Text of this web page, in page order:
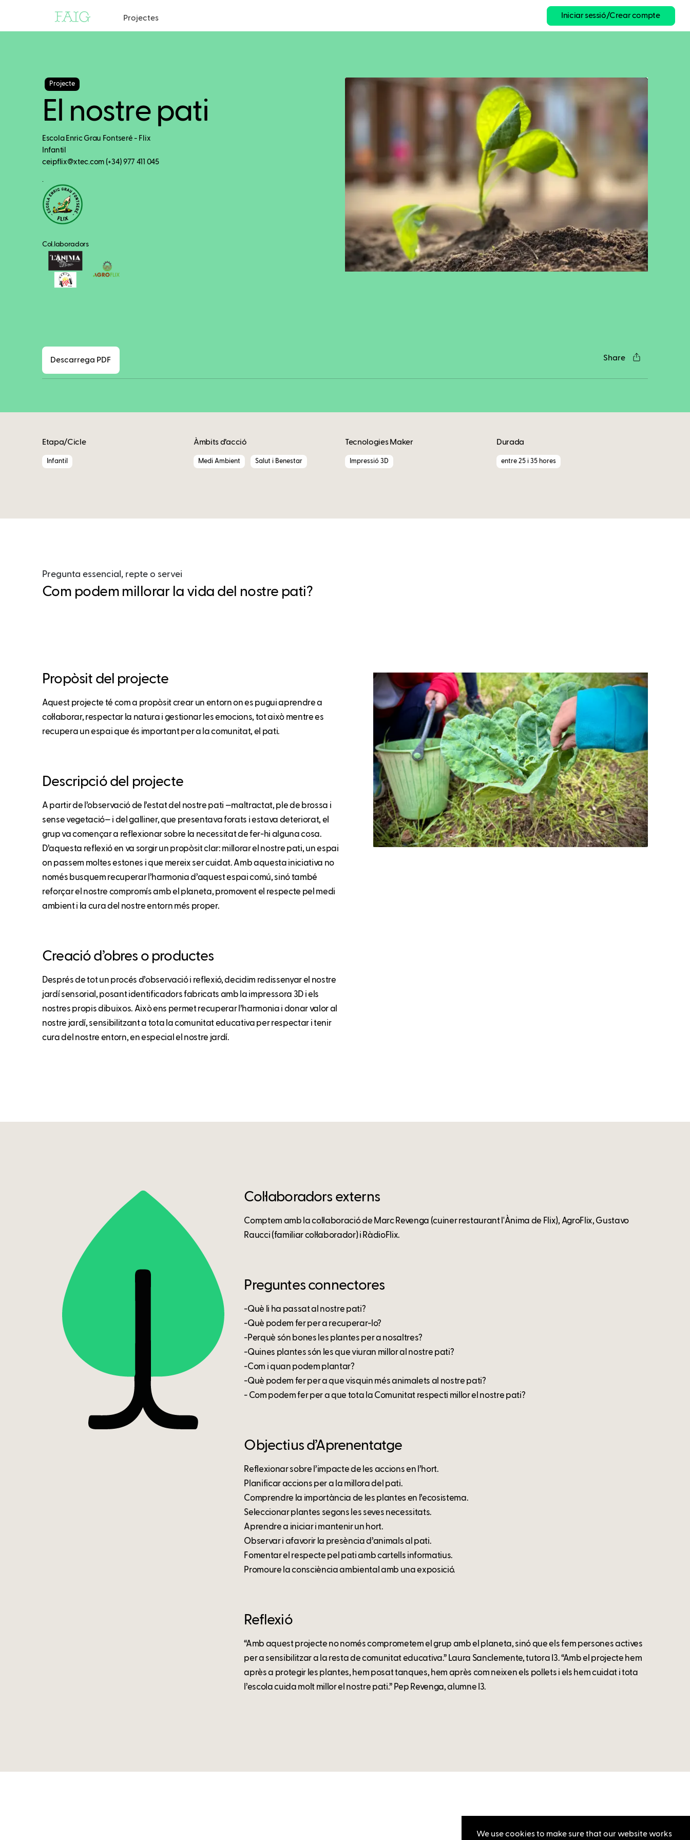
Projectes Iniciar sessió/Crear compte
Projecte
El nostre pati
Escola Enric Grau Fontseré - Flix
Infantil
ceipflix@xtec.com (+34) 977 411 045
Col.laboradors
Descarrega PDF Share
Etapa/Cicle
Infantil
Àmbits d’acció
Medi Ambient Salut i Benestar
Tecnologies Maker
Impressió 3D
Durada
entre 25 i 35 hores
Pregunta essencial, repte o servei
Com podem millorar la vida del nostre pati?
Propòsit del projecte
Aquest projecte té com a propòsit crear un entorn on es pugui aprendre a
col·laborar, respectar la natura i gestionar les emocions, tot això mentre es
recupera un espai que és important per a la comunitat, el pati.
Descripció del projecte
A partir de l’observació de l’estat del nostre pati —maltractat, ple de brossa i
sense vegetació— i del galliner, que presentava forats i estava deteriorat, el
grup va començar a reflexionar sobre la necessitat de fer-hi alguna cosa.
D’aquesta reflexió en va sorgir un propòsit clar: millorar el nostre pati, un espai
on passem moltes estones i que mereix ser cuidat. Amb aquesta iniciativa no
només busquem recuperar l’harmonia d’aquest espai comú, sinó també
reforçar el nostre compromís amb el planeta, promovent el respecte pel medi
ambient i la cura del nostre entorn més proper.
Creació d’obres o productes
Després de tot un procés d’observació i reflexió, decidim redissenyar el nostre
jardí sensorial, posant identificadors fabricats amb la impressora 3D i els
nostres propis dibuixos. Això ens permet recuperar l’harmonia i donar valor al
nostre jardí, sensibilitzant a tota la comunitat educativa per respectar i tenir
cura del nostre entorn, en especial el nostre jardí.
Col·laboradors externs
Comptem amb la col·laboració de Marc Revenga (cuiner restaurant l'Ànima de Flix), AgroFlix, Gustavo
Raucci (familiar col·laborador) i RàdioFlix.
Preguntes connectores
-Què li ha passat al nostre pati?
-Què podem fer per a recuperar-lo?
-Perquè són bones les plantes per a nosaltres?
-Quines plantes són les que viuran millor al nostre pati?
-Com i quan podem plantar?
-Què podem fer per a que visquin més animalets al nostre pati?
- Com podem fer per a que tota la Comunitat respecti millor el nostre pati?
Objectius d’Aprenentatge
Reflexionar sobre l’impacte de les accions en l’hort.
Planificar accions per a la millora del pati.
Comprendre la importància de les plantes en l’ecosistema.
Seleccionar plantes segons les seves necessitats.
Aprendre a iniciar i mantenir un hort.
Observar i afavorir la presència d’animals al pati.
Fomentar el respecte pel pati amb cartells informatius.
Promoure la consciència ambiental amb una exposició.
Reflexió
“Amb aquest projecte no només comprometem el grup amb el planeta, sinó que els fem persones actives
per a sensibilitzar a la resta de comunitat educativa.” Laura Sanclemente, tutora I3. “Amb el projecte hem
après a protegir les plantes, hem posat tanques, hem après com neixen els pollets i els hem cuidat i tota
l’escola cuida molt millor el nostre pati.” Pep Revenga, alumne I3.
We use cookies to make sure that our website works